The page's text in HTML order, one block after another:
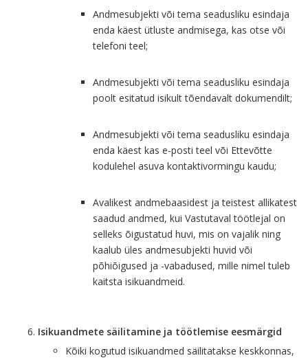
Andmesubjekti või tema seadusliku esindaja
enda käest ütluste andmisega, kas otse või
telefoni teel;
Andmesubjekti või tema seadusliku esindaja
poolt esitatud isikult tõendavalt dokumendilt;
Andmesubjekti või tema seadusliku esindaja
enda käest kas e-posti teel või Ettevõtte
kodulehel asuva kontaktivormingu kaudu;
Avalikest andmebaasidest ja teistest allikatest
saadud andmed, kui Vastutaval töötlejal on
selleks õigustatud huvi, mis on vajalik ning
kaalub üles andmesubjekti huvid või
põhiõigused ja -vabadused, mille nimel tuleb
kaitsta isikuandmeid.
Isikuandmete säilitamine ja töötlemise eesmärgid
Kõiki kogutud isikuandmed säilitatakse keskkonnas,